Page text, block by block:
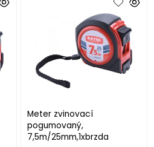
Meter zvinovací
pogumovaný,
7,5m/25mm,1xbrzda